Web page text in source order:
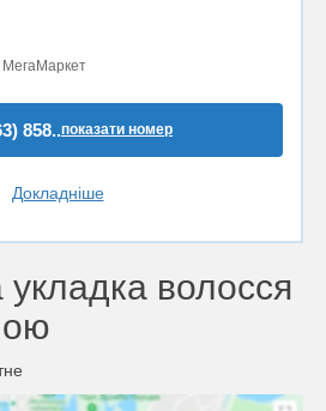
МегаМаркет
858..показати номер
Докладніше
волосся